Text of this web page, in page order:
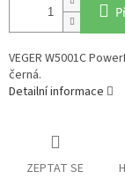
VEGER W5001C
černá.
Detailní informace
ZEPTAT SE